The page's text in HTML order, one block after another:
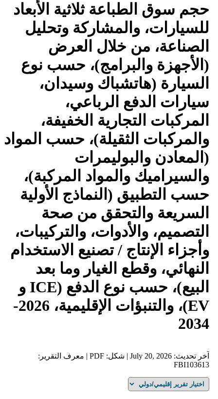
حجم سوق الطباعة ثلاثية الأبعاد
للسيارات، والمشاركة وتحليل
الصناعة، من خلال العرض
(الأجهزة والبرامج)، حسب نوع
السيارة (هاتشباك وسيدان،
سيارات الدفع الرباعي،
المركبات التجارية الخفيفة،
والمركبات الثقيلة)، حسب المواد
(المعادن والبوليمرات
والسيراميك والمواد المركبة)،
حسب التطبيق (النماذج الأولية
السريعة والتحقق من صحة
التصميم، والأدوات، والتركيبات،
وأجزاء الإنتاج / تصنيع الاستخدام
النهائي، وقطع الغيار وما بعد
البيع)، حسب نوع الدفع (ICE و
EV)، والتنبؤات الإقليمية، 2026-
2034
آخر تحديث: July 20, 2026 | شكل: PDF | معرف التقرير:
FBI103613